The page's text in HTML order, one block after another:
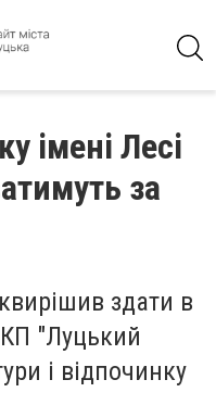
імені Лесі
за
здати в
"Луцький
і відпочинку